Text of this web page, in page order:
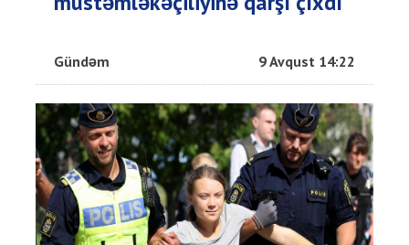
Gündəm 9 Avqust 14:22